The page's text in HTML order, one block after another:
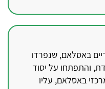
באסלאם, שנפרדו
והתפתחו על יסוד
באסלאם, עליו